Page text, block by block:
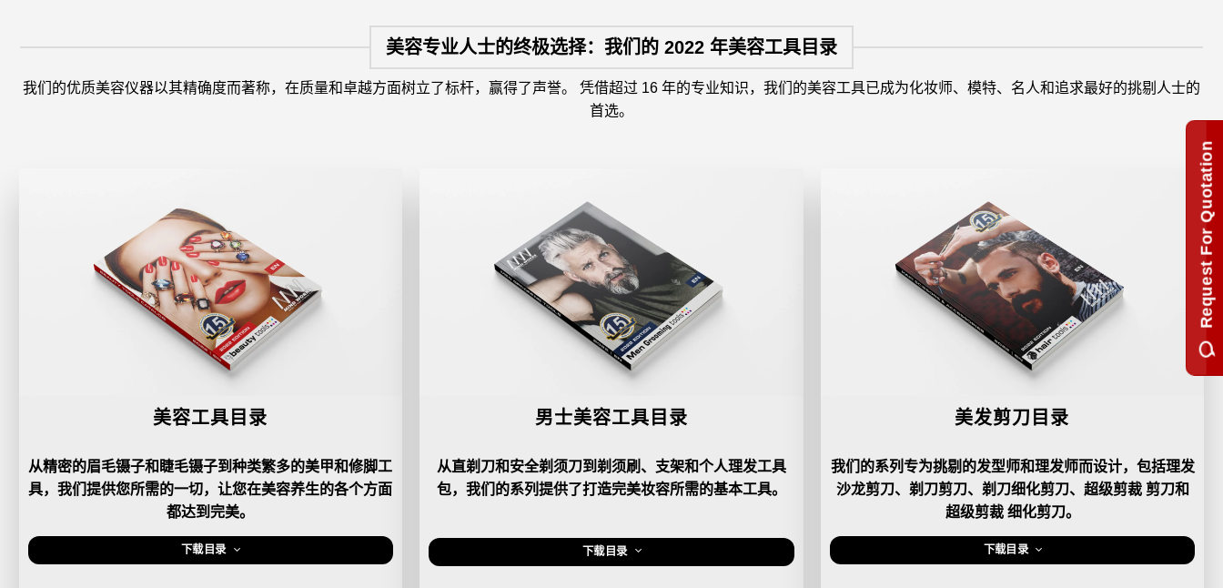
美容专业人士的终极选择：我们的 2022 年美容工具目录
我们的优质美容仪器以其精确度而著称，在质量和卓越方面树立了标杆，赢得了声誉。 凭借超过 16 年的专业知识，我们的美容工具已成为化妆师、模特、名人和追求最好的挑剔人士的
首选。
美容工具目录
从精密的眉毛镊子和睫毛镊子到种类繁多的美甲和修脚工
具，我们提供您所需的一切，让您在美容养生的各个方面
都达到完美。
下载目录
男士美容工具目录
从直剃刀和安全剃须刀到剃须刷、支架和个人理发工具
包，我们的系列提供了打造完美妆容所需的基本工具。
下载目录
美发剪刀目录
我们的系列专为挑剔的发型师和理发师而设计，包括理发
沙龙剪刀、剃刀剪刀、剃刀细化剪刀、超级剪裁 剪刀和
超级剪裁 细化剪刀。
下载目录
Request For Quotation